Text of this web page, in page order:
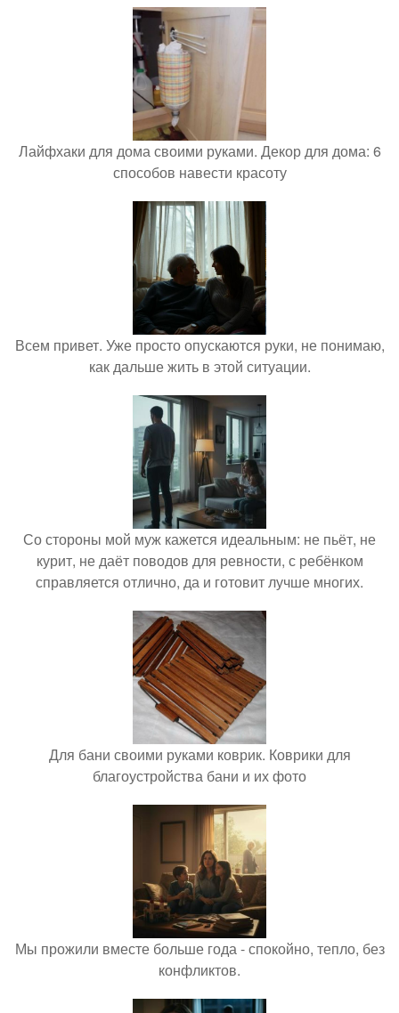
Лайфхаки для дома своими руками. Декор для дома: 6
способов навести красоту
Всем привет. Уже просто опускаются руки, не понимаю,
как дальше жить в этой ситуации.
Со стороны мой муж кажется идеальным: не пьёт, не
курит, не даёт поводов для ревности, с ребёнком
справляется отлично, да и готовит лучше многих.
Для бани своими руками коврик. Коврики для
благоустройства бани и их фото
Мы прожили вместе больше года - спокойно, тепло, без
конфликтов.